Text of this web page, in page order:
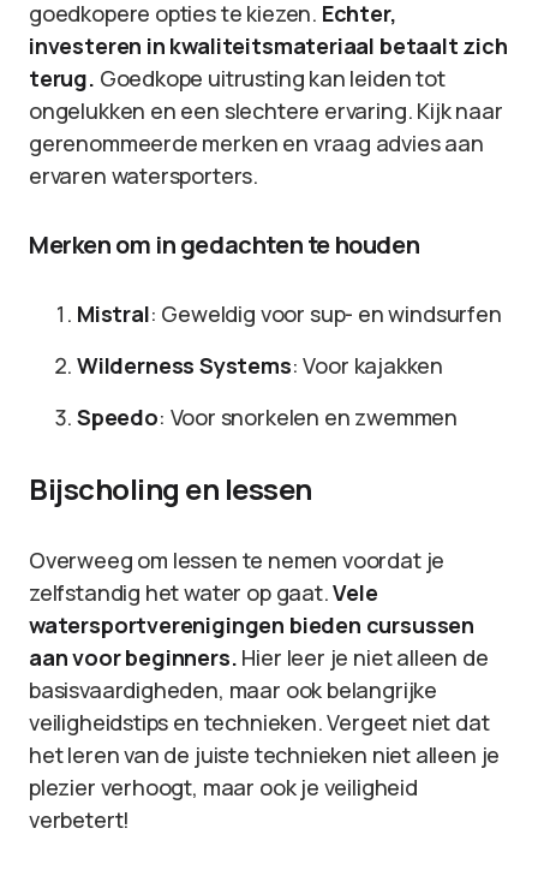
goedkopere opties te kiezen. Echter,
investeren in kwaliteitsmateriaal betaalt zich
terug. Goedkope uitrusting kan leiden tot
ongelukken en een slechtere ervaring. Kijk naar
gerenommeerde merken en vraag advies aan
ervaren watersporters.
Merken om in gedachten te houden
Mistral: Geweldig voor sup- en windsurfen
Wilderness Systems: Voor kajakken
Speedo: Voor snorkelen en zwemmen
Bijscholing en lessen
Overweeg om lessen te nemen voordat je
zelfstandig het water op gaat.Vele
watersportverenigingen bieden cursussen
aan voor beginners. Hier leer je niet alleen de
basisvaardigheden, maar ook belangrijke
veiligheidstips en technieken. Vergeet niet dat
het leren van de juiste technieken niet alleen je
plezier verhoogt, maar ook je veiligheid
verbetert!